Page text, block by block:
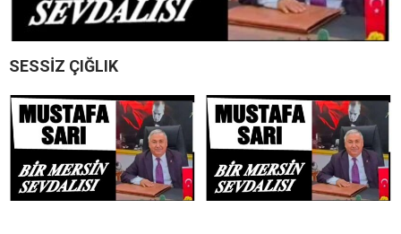
SESSİZ ÇIĞLIK